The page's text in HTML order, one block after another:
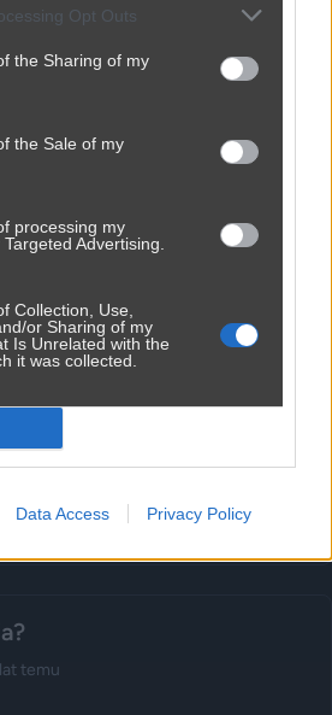
Opt Outs
the Sharing of my
the Sale of my
processing my
Advertising.
Collection, Use,
or Sharing of my
Is Unrelated with the
it was collected.
Data Access Privacy Policy
Udostępnij
temu